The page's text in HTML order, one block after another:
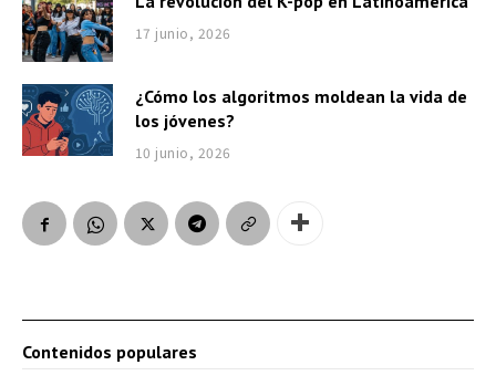
17 junio, 2026
¿Cómo los algoritmos moldean la vida de
los jóvenes?
10 junio, 2026
Contenidos populares